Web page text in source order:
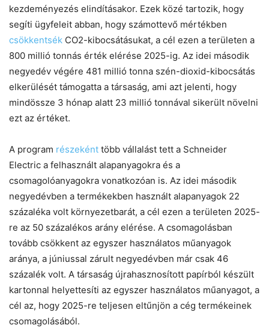
kezdeményezés elindításakor. Ezek közé tartozik, hogy
segíti ügyfeleit abban, hogy számottevő mértékben
csökkentsék CO2-kibocsátásukat, a cél ezen a területen a
800 millió tonnás érték elérése 2025-ig. Az idei második
negyedév végére 481 millió tonna szén-dioxid-kibocsátás
elkerülését támogatta a társaság, ami azt jelenti, hogy
mindössze 3 hónap alatt 23 millió tonnával sikerült növelni
ezt az értéket.
A program részeként több vállalást tett a Schneider
Electric a felhasznált alapanyagokra és a
csomagolóanyagokra vonatkozóan is. Az idei második
negyedévben a termékekben használt alapanyagok 22
százaléka volt környezetbarát, a cél ezen a területen 2025-
re az 50 százalékos arány elérése. A csomagolásban
tovább csökkent az egyszer használatos műanyagok
aránya, a júniussal zárult negyedévben már csak 46
százalék volt. A társaság újrahasznosított papírból készült
kartonnal helyettesíti az egyszer használatos műanyagot, a
cél az, hogy 2025-re teljesen eltűnjön a cég termékeinek
csomagolásából.